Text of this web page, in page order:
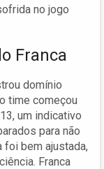
no jogo
Franca
domínio
time começou
um indicativo
para não
foi bem ajustada,
Franca